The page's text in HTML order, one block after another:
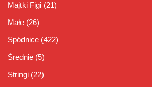
Majtki Figi (21)
Małe (26)
Spódnice (422)
Średnie (5)
Stringi (22)